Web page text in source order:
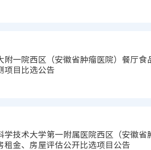
附一院西区（安徽省肿瘤医院）餐厅食
项目比选公告
学技术大学第一附属医院西区（安徽省
租金、房屋评估公开比选项目公告